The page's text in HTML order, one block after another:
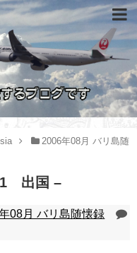
2006年08月 バリ島随
出国 –
08月 バリ島随懐録